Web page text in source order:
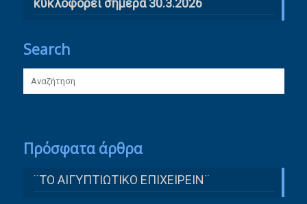
Search
Πρόσφατα άρθρα
¨ΤΟ ΑΙΓΥΠΤΙΩΤΙΚΟ ΕΠΙΧΕΙΡΕΙΝ¨